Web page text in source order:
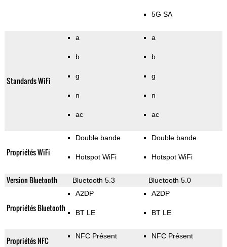
5G SA
Standards WiFi
a
b
g
n
ac
a
b
g
n
ac
Propriétés WiFi
Double bande
Hotspot WiFi
Double bande
Hotspot WiFi
Version Bluetooth Bluetooth 5.3 Bluetooth 5.0
Propriétés Bluetooth
A2DP
BT LE
A2DP
BT LE
Propriétés NFC NFC Présent NFC Présent